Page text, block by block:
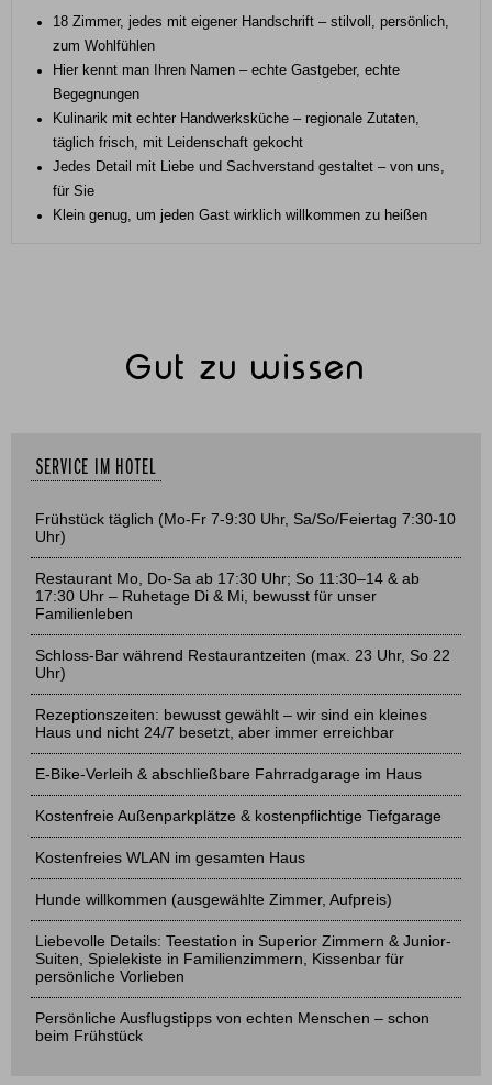
18 Zimmer, jedes mit eigener Handschrift – stilvoll, persönlich,
zum Wohlfühlen
Hier kennt man Ihren Namen – echte Gastgeber, echte
Begegnungen
Kulinarik mit echter Handwerksküche – regionale Zutaten,
täglich frisch, mit Leidenschaft gekocht
Jedes Detail mit Liebe und Sachverstand gestaltet – von uns,
für Sie
Klein genug, um jeden Gast wirklich willkommen zu heißen
Gut zu wissen
SERVICE IM HOTEL
Frühstück täglich (Mo-Fr 7-9:30 Uhr, Sa/So/Feiertag 7:30-10
Uhr)
Restaurant Mo, Do-Sa ab 17:30 Uhr; So 11:30–14 & ab
17:30 Uhr – Ruhetage Di & Mi, bewusst für unser
Familienleben
Schloss-Bar während Restaurantzeiten (max. 23 Uhr, So 22
Uhr)
Rezeptionszeiten: bewusst gewählt – wir sind ein kleines
Haus und nicht 24/7 besetzt, aber immer erreichbar
E-Bike-Verleih & abschließbare Fahrradgarage im Haus
Kostenfreie Außenparkplätze & kostenpflichtige Tiefgarage
Kostenfreies WLAN im gesamten Haus
Hunde willkommen (ausgewählte Zimmer, Aufpreis)
Liebevolle Details: Teestation in Superior Zimmern & Junior-
Suiten, Spielekiste in Familienzimmern, Kissenbar für
persönliche Vorlieben
Persönliche Ausflugstipps von echten Menschen – schon
beim Frühstück